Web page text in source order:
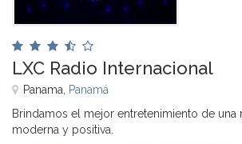
LXC Radio Internacional
Panama, Panamá
Brindamos el mejor entretenimiento de una
moderna y positiva.